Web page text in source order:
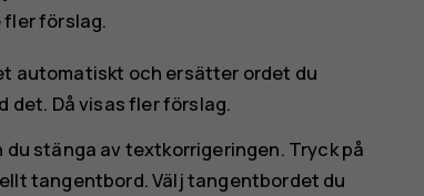
fler förslag.
automatiskt och ersätter ordet du
det. Då visas fler förslag.
du stänga av textkorrigeringen. Tryck på
tangentbord. Välj tangentbordet du